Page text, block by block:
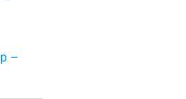
–